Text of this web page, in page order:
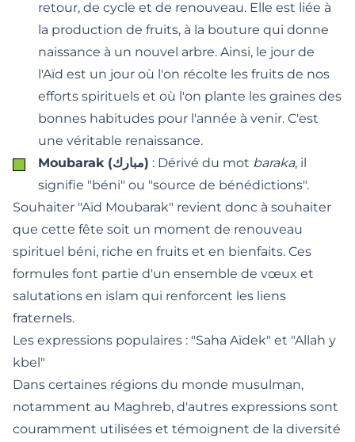
retour, de cycle et de renouveau. Elle est liée à
la production de fruits, à la bouture qui donne
naissance à un nouvel arbre. Ainsi, le jour de
l'Aïd est un jour où l'on récolte les fruits de nos
efforts spirituels et où l'on plante les graines des
bonnes habitudes pour l'année à venir. C'est
une véritable renaissance.
Moubarak (مبارك) : Dérivé du mot baraka, il
signifie "béni" ou "source de bénédictions".
Souhaiter "Aïd Moubarak" revient donc à souhaiter
que cette fête soit un moment de renouveau
spirituel béni, riche en fruits et en bienfaits. Ces
formules font partie d'un ensemble de vœux et
salutations en islam qui renforcent les liens
fraternels.
Les expressions populaires : "Saha Aïdek" et "Allah y
kbel"
Dans certaines régions du monde musulman,
notamment au Maghreb, d'autres expressions sont
couramment utilisées et témoignent de la diversité